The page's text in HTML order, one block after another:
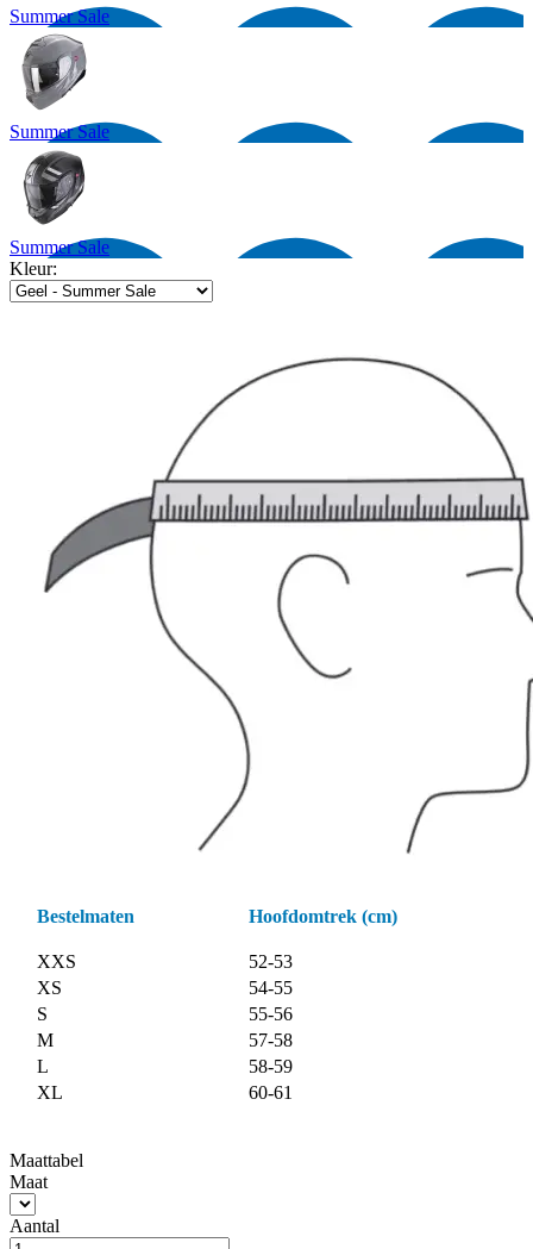
Summer Sale
Summer Sale
Summer Sale
Kleur:
Bestelmaten Hoofdomtrek (cm)
XXS
52-53
XS
54-55
S
55-56
M
57-58
L
58-59
XL
60-61
Maattabel
Maat
Aantal